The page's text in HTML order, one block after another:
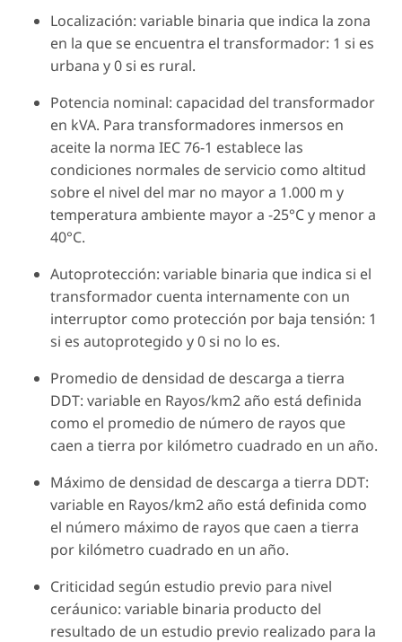
Localización: variable binaria que indica la zona
en la que se encuentra el transformador: 1 si es
urbana y 0 si es rural.
Potencia nominal: capacidad del transformador
en kVA. Para transformadores inmersos en
aceite la norma IEC 76-1 establece las
condiciones normales de servicio como altitud
sobre el nivel del mar no mayor a 1.000 m y
temperatura ambiente mayor a -25°C y menor a
40°C.
Autoprotección: variable binaria que indica si el
transformador cuenta internamente con un
interruptor como protección por baja tensión: 1
si es autoprotegido y 0 si no lo es.
Promedio de densidad de descarga a tierra
DDT: variable en Rayos/km2 año está definida
como el promedio de número de rayos que
caen a tierra por kilómetro cuadrado en un año.
Máximo de densidad de descarga a tierra DDT:
variable en Rayos/km2 año está definida como
el número máximo de rayos que caen a tierra
por kilómetro cuadrado en un año.
Criticidad según estudio previo para nivel
ceráunico: variable binaria producto del
resultado de un estudio previo realizado para la